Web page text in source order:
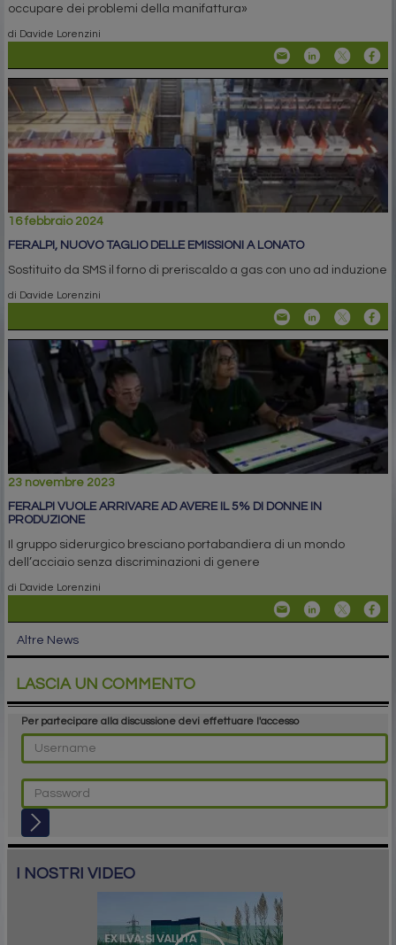
occupare dei problemi della manifattura»
di Davide Lorenzini
16 febbraio 2024
FERALPI, NUOVO TAGLIO DELLE EMISSIONI A LONATO
Sostituito da SMS il forno di preriscaldo a gas con uno ad induzione
di Davide Lorenzini
23 novembre 2023
FERALPI VUOLE ARRIVARE AD AVERE IL 5% DI DONNE IN
PRODUZIONE
Il gruppo siderurgico bresciano portabandiera di un mondo
dell’acciaio senza discriminazioni di genere
di Davide Lorenzini
Altre News
LASCIA UN COMMENTO
Per partecipare alla discussione devi effettuare l'accesso
I NOSTRI VIDEO